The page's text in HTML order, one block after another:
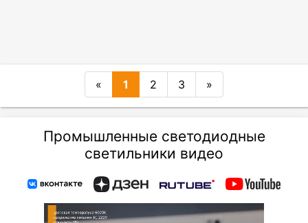
« 1 2 3 »
Промышленные светодиодные
светильники видео